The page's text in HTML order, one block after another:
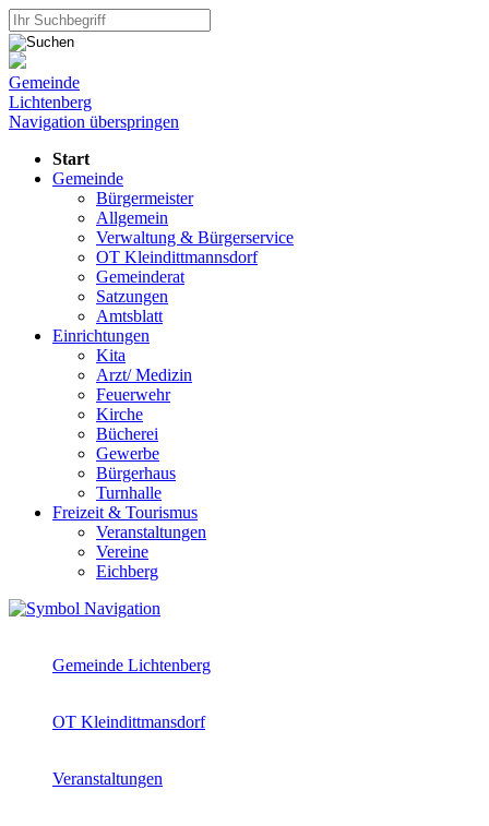
Gemeinde
Lichtenberg
Navigation überspringen
Start
Gemeinde
Bürgermeister
Allgemein
Verwaltung & Bürgerservice
OT Kleindittmannsdorf
Gemeinderat
Satzungen
Amtsblatt
Einrichtungen
Kita
Arzt/ Medizin
Feuerwehr
Kirche
Bücherei
Gewerbe
Bürgerhaus
Turnhalle
Freizeit & Tourismus
Veranstaltungen
Vereine
Eichberg
Gemeinde Lichtenberg
OT Kleindittmansdorf
Veranstaltungen